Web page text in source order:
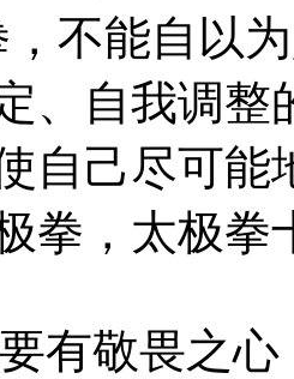
，不能自以
、自我调整
自己尽可能
拳，太极拳
有敬畏之